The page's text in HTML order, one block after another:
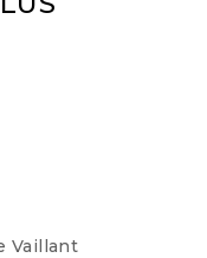
Vaillant